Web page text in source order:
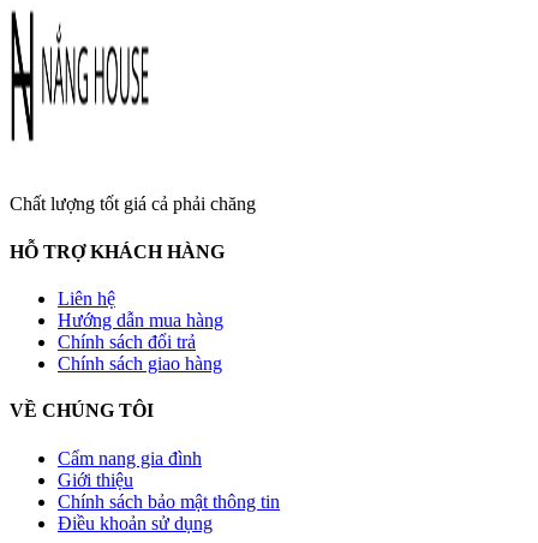
Chất lượng tốt giá cả phải chăng
HỖ TRỢ KHÁCH HÀNG
Liên hệ
Hướng dẫn mua hàng
Chính sách đổi trả
Chính sách giao hàng
VỀ CHÚNG TÔI
Cẩm nang gia đình
Giới thiệu
Chính sách bảo mật thông tin
Điều khoản sử dụng